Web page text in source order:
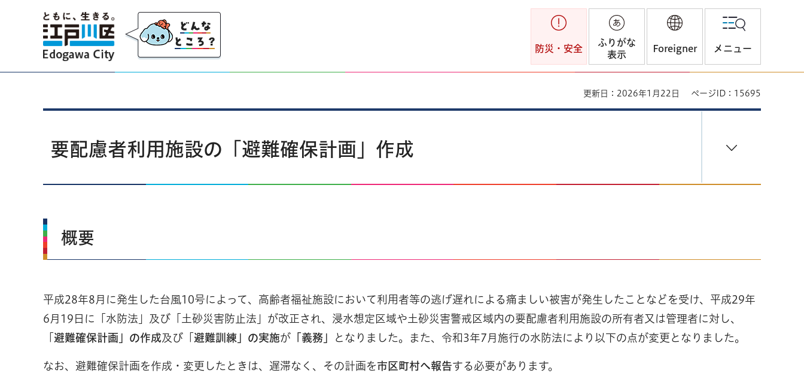
江戸川区
防災・安全
ふりがな
表示
Foreigner メニュー
更新日：2026年1月22日 ページID：15695
要配慮者利用施設の「避難確保計画」作成
概要
平成28年8月に発生した台風10号によって、高齢者福祉施設において利用者等の逃げ遅れによる痛ましい被害が発生したことなどを受け、平成29年
6月19日に「水防法」及び「土砂災害防止法」が改正され、浸水想定区域や土砂災害警戒区域内の要配慮者利用施設の所有者又は管理者に対し、
避難確保計画」の作成 及び「 避難訓練」の実施が 「義務」 となりました。また、令和3年7月施行の水防法により以下の点が変更となりました。
なお、避難確保計画を作成・変更したときは、遅滞なく、その計画を市区町村へ報告する必要があります。